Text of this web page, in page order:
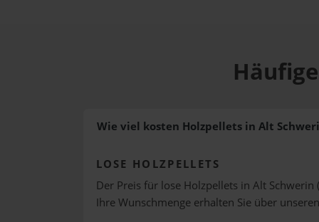
Wie viel kosten Holzpellets in Alt
LOSE HOLZPELLETS
Der Preis für lose Holzpellets in Alt Schwerin
Ihre Wunschmenge erhalten Sie über unseren